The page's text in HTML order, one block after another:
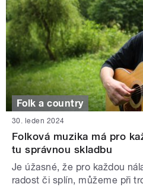
Folk a country
30. leden 2024
Folková muzika má pro
tu správnou skladbu
Je úžasné, že pro každou
radost či splín, můžeme při